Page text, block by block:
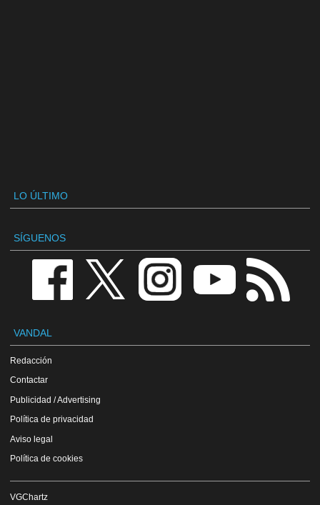
LO ÚLTIMO
SÍGUENOS
VANDAL
Redacción
Contactar
Publicidad / Advertising
Política de privacidad
Aviso legal
Política de cookies
VGChartz